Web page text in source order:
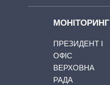
МОНІТОРИНГ
ПРЕЗИДЕНТ І
ОФІС
ВЕРХОВНА
РАДА